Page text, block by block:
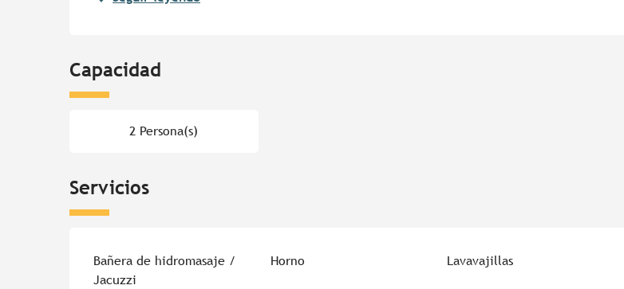
Capacidad
2 Persona(s)
Servicios
Bañera de hidromasaje /
Jacuzzi
Horno Lavavajillas